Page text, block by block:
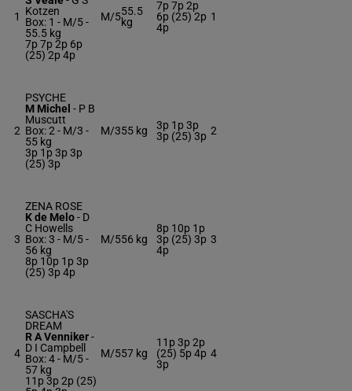
1
Kotzen
Box: 1 - M/5 -
55.5 kg
7p 7p 2p 6p
(25) 2p 4p
M/555.5
kg
7p 7p 2p
6p (25) 2p
4p
1
2
PSYCHE
M Michel - P B
Muscutt
Box: 2 - M/3 -
55 kg
3p 1p 3p 3p
(25) 3p
M/355 kg
3p 1p 3p
3p (25) 3p 2
3
ZENA ROSE
K de Melo- D
C Howells
Box: 3 - M/5 -
56 kg
8p 10p 1p 3p
(25) 3p 4p
M/556 kg
8p 10p 1p
3p (25) 3p
4p
3
4
SASCHA'S
DREAM
R A Venniker-
D I Campbell
Box: 4 - M/5 -
57 kg
11p 3p 2p (25)
M/557 kg
11p 3p 2p
(25) 5p 4p
3p
4